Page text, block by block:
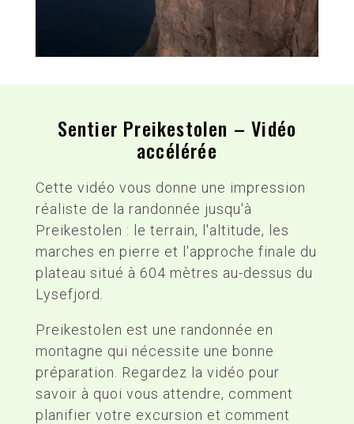
Sentier Preikestolen – Vidéo
accélérée
Cette vidéo vous donne une impression
réaliste de la randonnée jusqu'à
Preikestolen : le terrain, l'altitude, les
marches en pierre et l'approche finale du
plateau situé à 604 mètres au-dessus du
Lysefjord.
Preikestolen est une randonnée en
montagne qui nécessite une bonne
préparation. Regardez la vidéo pour
savoir à quoi vous attendre, comment
planifier votre excursion et comment